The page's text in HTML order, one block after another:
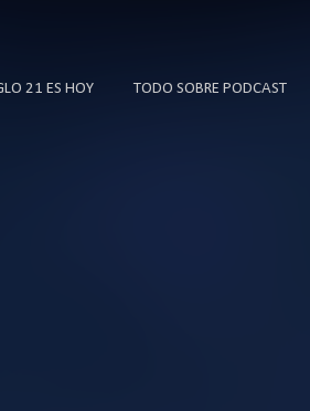
21 ES HOY TODO SOBRE PODCAST